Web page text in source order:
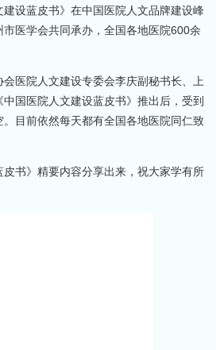
设蓝皮书》在中国医院人文品牌建设峰
医学会共同承办，全国各地医院600余
医院人文建设专委会李庆副秘书长、上
国医院人文建设蓝皮书》推出后，受到
目前依然每天都有全国各地医院同仁致
书》精要内容分享出来，祝大家学有所